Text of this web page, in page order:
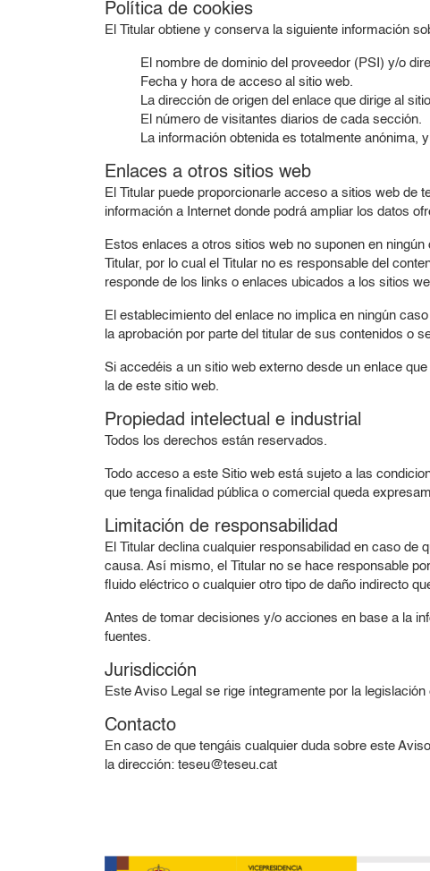
Política de cookies
El Titular obtiene y conserva la siguiente información
El nombre de dominio del proveedor (PSI) y/o
Fecha y hora de acceso al sitio web.
La dirección de origen del enlace que dirige al
El número de visitantes diarios de cada sección.
La información obtenida es totalmente anónima,
Enlaces a otros sitios web
El Titular puede proporcionarle acceso a sitios web de
información a Internet donde podrá ampliar los datos
Estos enlaces a otros sitios web no suponen en
Titular, por lo cual el Titular no es responsable del
responde de los links o enlaces ubicados a los sitios
El establecimiento del enlace no implica en ningún
la aprobación por parte del titular de sus contenidos o
Si accedéis a un sitio web externo desde un enlace
la de este sitio web.
Propiedad intelectual e industrial
Todos los derechos están reservados.
Todo acceso a este Sitio web está sujeto a las
que tenga finalidad pública o comercial queda
Limitación de responsabilidad
El Titular declina cualquier responsabilidad en caso
causa. Así mismo, el Titular no se hace responsable
fluido eléctrico o cualquier otro tipo de daño indirecto
Antes de tomar decisiones y/o acciones en base a la
fuentes.
Jurisdicción
Este Aviso Legal se rige íntegramente por la legislación
Contacto
En caso de que tengáis cualquier duda sobre este
la dirección: teseu@teseu.cat